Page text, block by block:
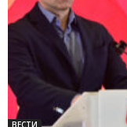
ВЕСТИ